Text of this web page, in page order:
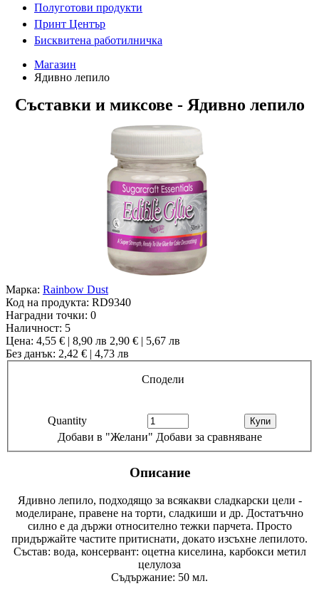
Полуготови продукти
Принт Център
Бисквитена работилничка
Магазин
Ядивно лепило
Съставки и миксове - Ядивно лепило
Марка: Rainbow Dust
Код на продукта: RD9340
Наградни точки: 0
Наличност: 5
Цена: 4,55 € | 8,90 лв 2,90 € | 5,67 лв
Без данък: 2,42 € | 4,73 лв
Сподели
Quantity
Добави в "Желани" Добави за сравняване
Описание
Ядивно лепило, подходящо за всякакви сладкарски цели -
моделиране, правене на торти, сладкиши и др. Достатъчно
силно е да държи относително тежки парчета. Просто
придържайте частите притиснати, докато изсъхне лепилото.
Състав: вода, консервант: оцетна киселина, карбокси метил
целулоза
Съдържание: 50 мл.